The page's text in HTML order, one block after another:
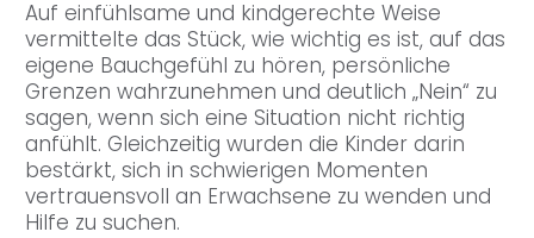
Auf einfühlsame und kindgerechte Weise
vermittelte das Stück, wie wichtig es ist, auf das
eigene Bauchgefühl zu hören, persönliche
Grenzen wahrzunehmen und deutlich „Nein“ zu
sagen, wenn sich eine Situation nicht richtig
anfühlt. Gleichzeitig wurden die Kinder darin
bestärkt, sich in schwierigen Momenten
vertrauensvoll an Erwachsene zu wenden und
Hilfe zu suchen.